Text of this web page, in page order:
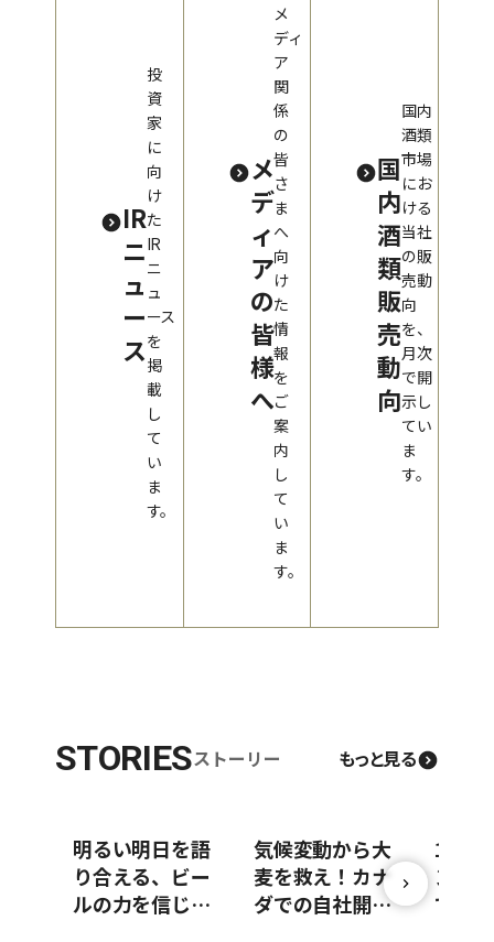
IR
ニ
ュ
ー
ス
投
資
家
に
向
け
た
IR
ニ
ュ
ース
を
掲
載
し
て
い
ま
す。
メ
デ
ィ
ア
の
皆
様
へ
メ
ディ
ア
関
係
の
皆
さ
ま
へ
向
け
た
情
報
を
ご
案
内
し
て
い
ま
す。
国
内
酒
類
販
売
動
向
国内
酒類
市場
にお
ける
当社
の販
売動
向
を、
月次
で開
示し
てい
ま
す。
STORIESストーリー もっと見る
明るい明日を語
り合える、ビー
ルの力を信じて
気候変動から大
麦を救え！カナ
ダでの自社開発
100
ン事
て。